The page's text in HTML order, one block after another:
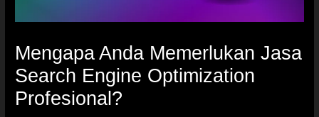
Mengapa Anda Memerlukan Jasa
Search Engine Optimization
Profesional?